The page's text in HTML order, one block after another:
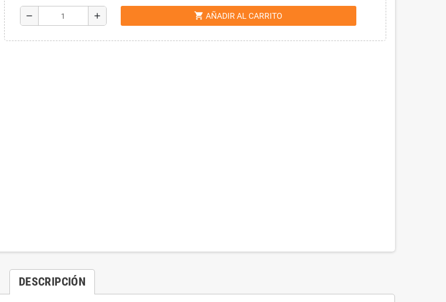
remove add shopping_cart AÑADIR AL CARRITO
DESCRIPCIÓN